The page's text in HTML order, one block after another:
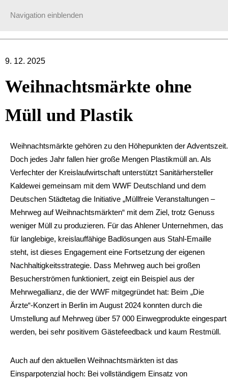
Navigation einblenden
9. 12. 2025
Weihnachtsmärkte ohne
Müll und Plastik
Weihnachtsmärkte gehören zu den Höhepunkten der Adventszeit.
Doch jedes Jahr fallen hier große Mengen Plastikmüll an. Als
Verfechter der Kreislaufwirtschaft unterstützt Sanitärhersteller
Kaldewei gemeinsam mit dem WWF Deutschland und dem
Deutschen Städtetag die Initiative „Müllfreie Veranstaltungen –
Mehrweg auf Weihnachtsmärkten“ mit dem Ziel, trotz Genuss
weniger Müll zu produzieren. Für das Ahlener Unternehmen, das
für langlebige, kreislauffähige Badlösungen aus Stahl-Emaille
steht, ist dieses Engagement eine Fortsetzung der eigenen
Nachhaltigkeitsstrategie. Dass Mehrweg auch bei großen
Besucherströmen funktioniert, zeigt ein Beispiel aus der
Mehrwegallianz, die der WWF mitgegründet hat: Beim „Die
Ärzte“-Konzert in Berlin im August 2024 konnten durch die
Umstellung auf Mehrweg über 57 000 Einwegprodukte eingespart
werden, bei sehr positivem Gästefeedback und kaum Restmüll.
Auch auf den aktuellen Weihnachtsmärkten ist das
Einsparpotenzial hoch: Bei vollständigem Einsatz von